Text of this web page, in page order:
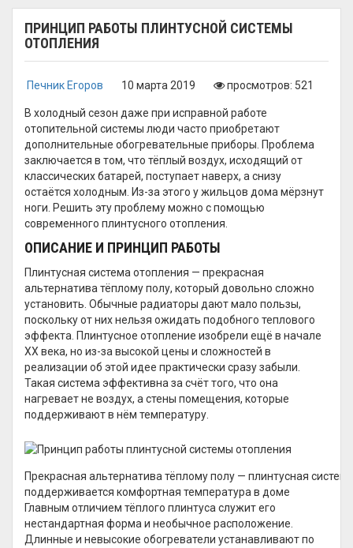
ПРИНЦИП РАБОТЫ ПЛИНТУСНОЙ СИСТЕМЫ
ОТОПЛЕНИЯ
Печник Егоров 10 марта 2019 просмотров: 521
В холодный сезон даже при исправной работе
отопительной системы люди часто приобретают
дополнительные обогревательные приборы. Проблема
заключается в том, что тёплый воздух, исходящий от
классических батарей, поступает наверх, а снизу
остаётся холодным. Из-за этого у жильцов дома мёрзнут
ноги. Решить эту проблему можно с помощью
современного плинтусного отопления.
ОПИСАНИЕ И ПРИНЦИП РАБОТЫ
Плинтусная система отопления — прекрасная
альтернатива тёплому полу, который довольно сложно
установить. Обычные радиаторы дают мало пользы,
поскольку от них нельзя ожидать подобного теплового
эффекта. Плинтусное отопление изобрели ещё в начале
XX века, но из-за высокой цены и сложностей в
реализации об этой идее практически сразу забыли.
Такая система эффективна за счёт того, что она
нагревает не воздух, а стены помещения, которые
поддерживают в нём температуру.
Прекрасная альтернатива тёплому полу — плинтусная
поддерживается комфортная температура в доме
Главным отличием тёплого плинтуса служит его
нестандартная форма и необычное расположение.
Длинные и невысокие обогреватели устанавливают по